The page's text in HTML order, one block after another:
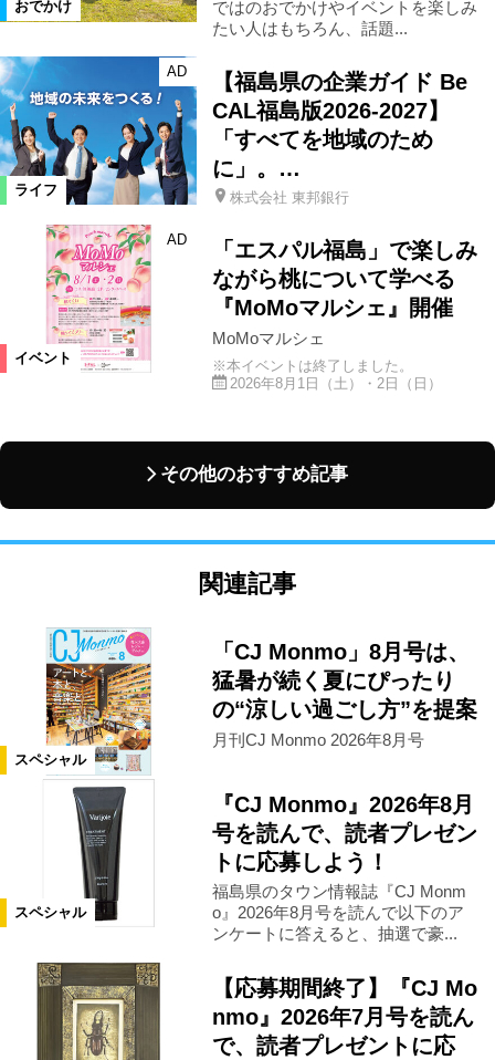
おでかけ
ではのおでかけやイベントを楽しみ
たい人はもちろん、話題...
ライフ
AD
【福島県の企業ガイド Be
CAL福島版2026-2027】
「すべてを地域のため
に」。…
株式会社 東邦銀行
イベント
AD
「エスパル福島」で楽しみ
ながら桃について学べる
『MoMoマルシェ』開催
MoMoマルシェ
※本イベントは終了しました。
2026年8月1日（土）・2日（日）
その他のおすすめ記事
関連記事
スペシャル
「CJ Monmo」8月号は、
猛暑が続く夏にぴったり
の“涼しい過ごし方”を提案
月刊CJ Monmo 2026年8月号
スペシャル
『CJ Monmo』2026年8月
号を読んで、読者プレゼン
トに応募しよう！
福島県のタウン情報誌『CJ Monm
o』2026年8月号を読んで以下のア
ンケートに答えると、抽選で豪...
【応募期間終了】『CJ Mo
nmo』2026年7月号を読ん
で、読者プレゼントに応